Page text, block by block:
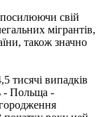
свій
мігрантів,
також значно
тисячі випадків
- Польща -